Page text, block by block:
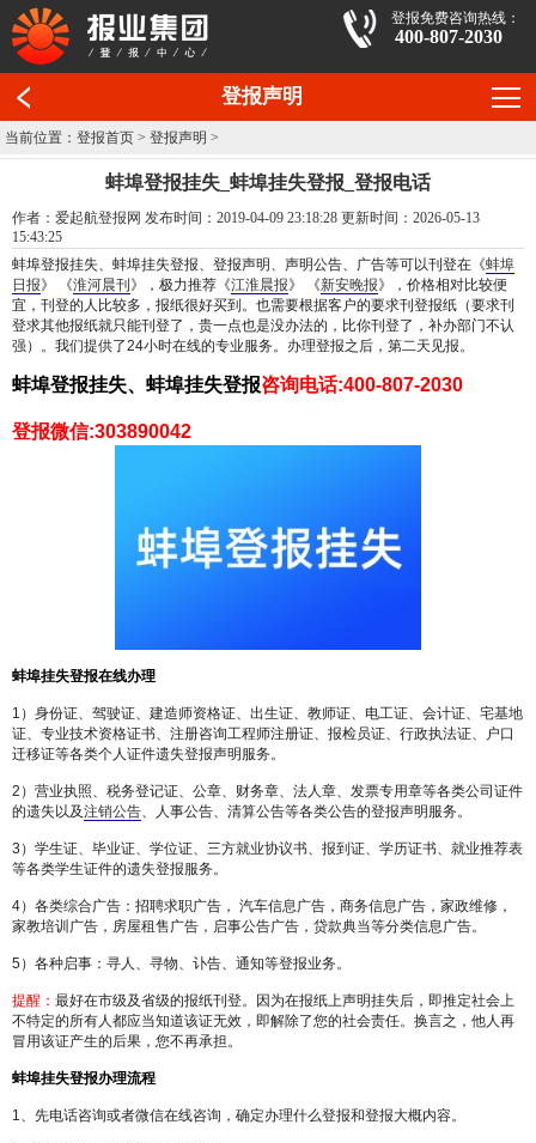
登报免费咨询热线：
400-807-2030
登报声明
当前位置：登报首页 >登报声明 >
蚌埠登报挂失_蚌埠挂失登报_登报电话
作者：爱起航登报网 发布时间：2019-04-09 23:18:28 更新时间：2026-05-13
15:43:25
蚌埠登报挂失、蚌埠挂失登报、登报声明、声明公告、广告等可以刊登在《蚌埠
日报》 《淮河晨刊 》 ，极力推荐《江淮晨报》 《新安晚报》，价格相对比较便
宜，刊登的人比较多，报纸很好买到。也需要根据客户的要求刊登报纸（要求刊
登求其他报纸就只能刊登了，贵一点也是没办法的，比你刊登了，补办部门不认
强）。我们提供了24小时在线的专业服务。办理登报之后，第二天见报。
蚌埠登报挂失、蚌埠挂失登报咨询电话:400-807-2030
登报微信:303890042
蚌埠挂失登报在线办理
1）身份证、驾驶证、建造师资格证、出生证、教师证、电工证、会计证、宅基地
证、专业技术资格证书、注册咨询工程师注册证、报检员证、行政执法证、户口
迁移证等各类个人证件遗失登报声明服务。
2）营业执照、税务登记证、公章、财务章、法人章、发票专用章等各类公司证件
的遗失以及注销公告、人事公告、清算公告等各类公告的登报声明服务。
3）学生证、毕业证、学位证、三方就业协议书、报到证、学历证书、就业推荐表
等各类学生证件的遗失登报服务。
4）各类综合广告：招聘求职广告， 汽车信息广告，商务信息广告，家政维修，
家教培训广告，房屋租售广告，启事公告广告，贷款典当等分类信息广告。
5）各种启事：寻人、寻物、讣告、通知等登报业务。
提醒： 最好在市级及省级的报纸刊登。因为在报纸上声明挂失后，即推定社会上
不特定的所有人都应当知道该证无效，即解除了您的社会责任。换言之，他人再
冒用该证产生的后果，您不再承担。
蚌埠挂失登报办理流程
1、先电话咨询或者微信在线咨询，确定办理什么登报和登报大概内容。